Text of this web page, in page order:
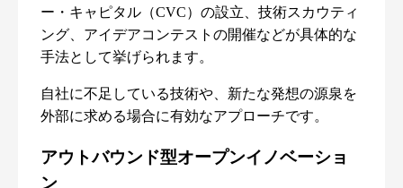
ー・キャピタル（CVC）の設立、技術スカウティ
ング、アイデアコンテストの開催などが具体的な
手法として挙げられます。
自社に不足している技術や、新たな発想の源泉を
外部に求める場合に有効なアプローチです。
アウトバウンド型オープンイノベーショ
ン